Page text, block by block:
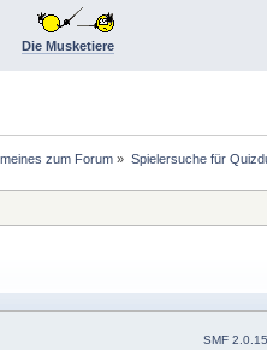
Die Musketiere
zum Forum » Spielersuche für
SMF 2.0.15